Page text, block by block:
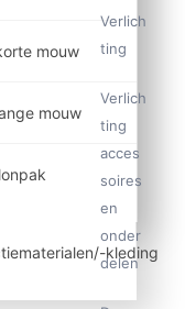
mouw
mouw
kleding
Verlich
ting
Verlich
ting
acces
soires
en
onder
delen